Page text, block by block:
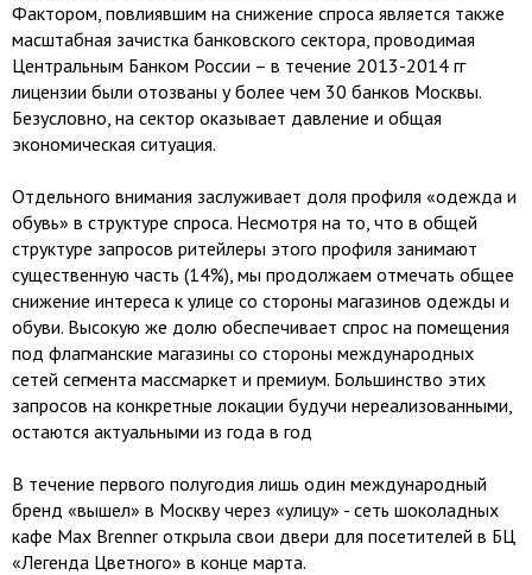
Фактором, повлиявшим на снижение спроса является также
масштабная зачистка банковского сектора, проводимая
Центральным Банком России – в течение 2013-2014 гг
лицензии были отозваны у более чем 30 банков Москвы.
Безусловно, на сектор оказывает давление и общая
экономическая ситуация.
Отдельного внимания заслуживает доля профиля «одежда и
обувь» в структуре спроса. Несмотря на то, что в общей
структуре запросов ритейлеры этого профиля занимают
существенную часть (14%), мы продолжаем отмечать общее
снижение интереса к улице со стороны магазинов одежды и
обуви. Высокую же долю обеспечивает спрос на помещения
под флагманские магазины со стороны международных
сетей сегмента массмаркет и премиум. Большинство этих
запросов на конкретные локации будучи нереализованными,
остаются актуальными из года в год
В течение первого полугодия лишь один международный
бренд «вышел» в Москву через «улицу» - сеть шоколадных
кафе Max Brenner открыла свои двери для посетителей в БЦ
«Легенда Цветного» в конце марта.